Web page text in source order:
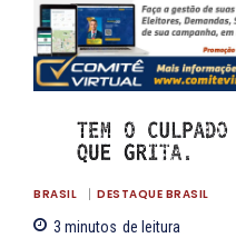
BRASIL DESTAQUE BRASIL
3 minutos de leitura